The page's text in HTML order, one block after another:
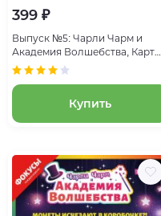
399 ₽
Выпуск №5: Чарли Чарм и
Академия Волшебства, Карты
хитрости Свенгали
Купить